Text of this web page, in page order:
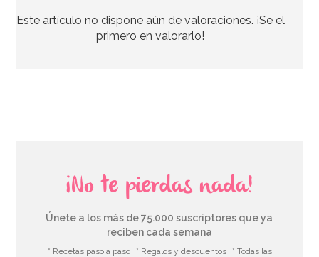
44,95€
Este artículo no dispone aún de valoraciones. ¡Se el
primero en valorarlo!
¡No te pierdas nada!
Únete a los más de 75.000 suscriptores que ya
reciben cada semana
* Recetas paso a paso * Regalos y descuentos
* Todas las